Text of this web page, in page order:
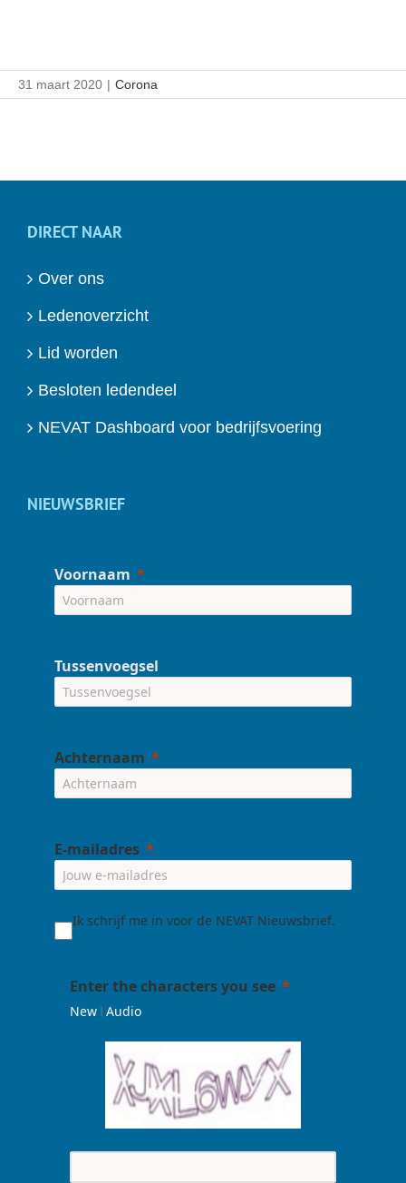
31 maart 2020 | Corona
DIRECT NAAR
Over ons
Ledenoverzicht
Lid worden
Besloten ledendeel
NEVAT Dashboard voor bedrijfsvoering
NIEUWSBRIEF
Voornaam
Tussenvoegsel
Achternaam
E-mailadres
Ik schrijf me in voor de NEVAT Nieuwsbrief.
Enter the characters you see
New | Audio